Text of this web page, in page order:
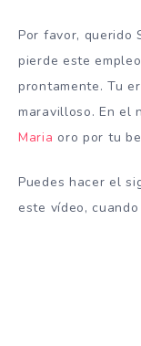
Por favor, querido
pierde este
prontamente. Tu
maravilloso. En el
Maria oro por tu
Puedes hacer el
este vídeo,